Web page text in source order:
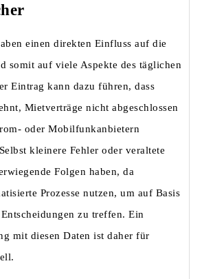
einen direkten Einfluss auf die
somit auf viele Aspekte des täglichen
Eintrag kann dazu führen, dass
Mietverträge nicht abgeschlossen
oder Mobilfunkanbietern
kleinere Fehler oder veraltete
Folgen haben, da
Prozesse nutzen, um auf Basis
zu treffen. Ein
mit diesen Daten ist daher für